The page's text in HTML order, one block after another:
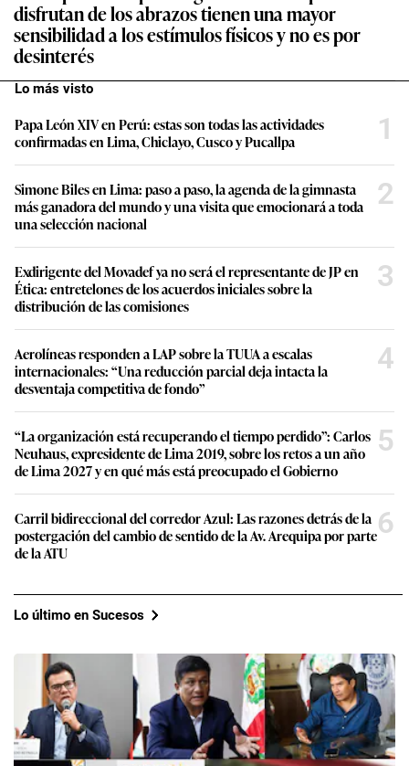
disfrutan de los abrazos tienen una mayor
sensibilidad a los estímulos físicos y no es por
desinterés
Lo más visto
Papa León XIV en Perú: estas son todas las actividades
confirmadas en Lima, Chiclayo, Cusco y Pucallpa
1
Simone Biles en Lima: paso a paso, la agenda de la gimnasta
más ganadora del mundo y una visita que emocionará a toda
una selección nacional
2
Exdirigente del Movadef ya no será el representante de JP en
Ética: entretelones de los acuerdos iniciales sobre la
distribución de las comisiones
3
Aerolíneas responden a LAP sobre la TUUA a escalas
internacionales: “Una reducción parcial deja intacta la
desventaja competitiva de fondo”
4
“La organización está recuperando el tiempo perdido”: Carlos
Neuhaus, expresidente de Lima 2019, sobre los retos a un año
de Lima 2027 y en qué más está preocupado el Gobierno
5
Carril bidireccional del corredor Azul: Las razones detrás de la
postergación del cambio de sentido de la Av. Arequipa por parte
de la ATU
6
Lo último en Sucesos